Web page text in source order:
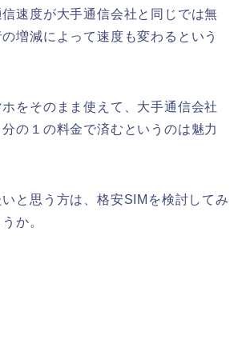
速度が大手通信会社と同じでは無
増減によって速度も変わるという
をそのまま使えて、大手通信会社
の１の料金で済むというのは魅力
と思う方は、格安SIMを検討してみ
か。